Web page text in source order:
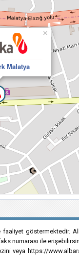
Malatya
×
göstermektedir.
numarası ile
veya https://